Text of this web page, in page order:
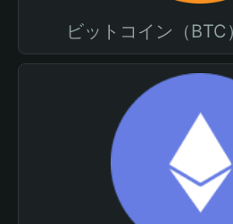
ビットコイン（BTC